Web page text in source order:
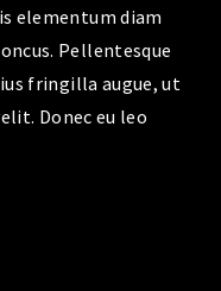
elementum diam
Pellentesque
fringilla augue, ut
Donec eu leo